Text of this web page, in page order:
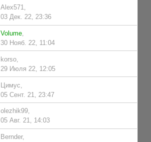
Alex571,
03 Дек. 22, 23:36
Volume,
30 Нояб. 22, 11:04
korso
29 Июля 22, 12:05
Цимус
05 Сент. 21, 23:47
olezhik99,
05 Авг. 21, 14:03
Bernder,